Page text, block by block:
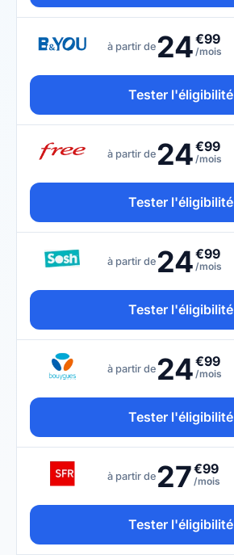
à partir de 24€99
/mois
Tester l'éligibilité
à partir de 24€99
/mois
Tester l'éligibilité
à partir de 24€99
/mois
Tester l'éligibilité
à partir de 24€99
/mois
Tester l'éligibilité
à partir de 27€99
/mois
Tester l'éligibilité